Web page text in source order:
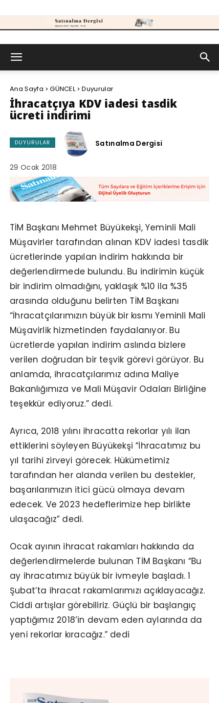
Ana Sayfa GÜNCEL Duyurular
İhracatçıya KDV iadesi tasdik
ücreti indirimi
DUYURULAR Satınalma Dergisi
29 Ocak 2018
TİM Başkanı Mehmet Büyükekşi, Yeminli Mali
Müşavirler tarafından alınan KDV iadesi tasdik
ücretlerinde yapılan indirim hakkında bir
değerlendirmede bulundu. Bu indirimin küçük
bir indirim olmadığını, yaklaşık %10 ila %35
arasında olduğunu belirten TİM Başkanı
“İhracatçılarımızın büyük bir kısmı Yeminli Mali
Müşavirlik hizmetinden faydalanıyor. Bu
ücretlerde yapılan indirim aslında bizlere
verilen doğrudan bir teşvik görevi görüyor. Bu
anlamda, ihracatçılarımız adına Maliye
Bakanlığımıza ve Mali Müşavir Odaları Birliğine
teşekkür ediyoruz.” dedi.
Ayrıca, 2018 yılını ihracatta rekorlar yılı ilan
ettiklerini söyleyen Büyükekşi “İhracatımız bu
yıl tarihi zirveyi görecek. Hükümetimiz
tarafından her alanda verilen bu destekler,
başarılarımızın itici gücü olmaya devam
edecek. Ve 2023 hedeflerimize hep birlikte
ulaşacağız” dedi.
Ocak ayının ihracat rakamları hakkında da
değerlendirmelerde bulunan TİM Başkanı “Bu
ay ihracatımız büyük bir ivmeyle başladı. 1
Şubat’ta ihracat rakamlarımızı açıklayacağız.
Ciddi artışlar görebiliriz. Güçlü bir başlangıç
yaptığımız 2018’in devam eden aylarında da
yeni rekorlar kıracağız.” dedi